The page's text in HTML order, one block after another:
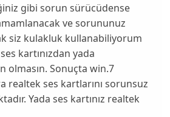
gibi sorun sürücüdense
ve sorununuz
siz kulakluk kullanabiliyorum
kartınızdan yada
olmasın. Sonuçta win.7
realtek ses kartlarını sorunsuz
Yada ses kartınız realtek